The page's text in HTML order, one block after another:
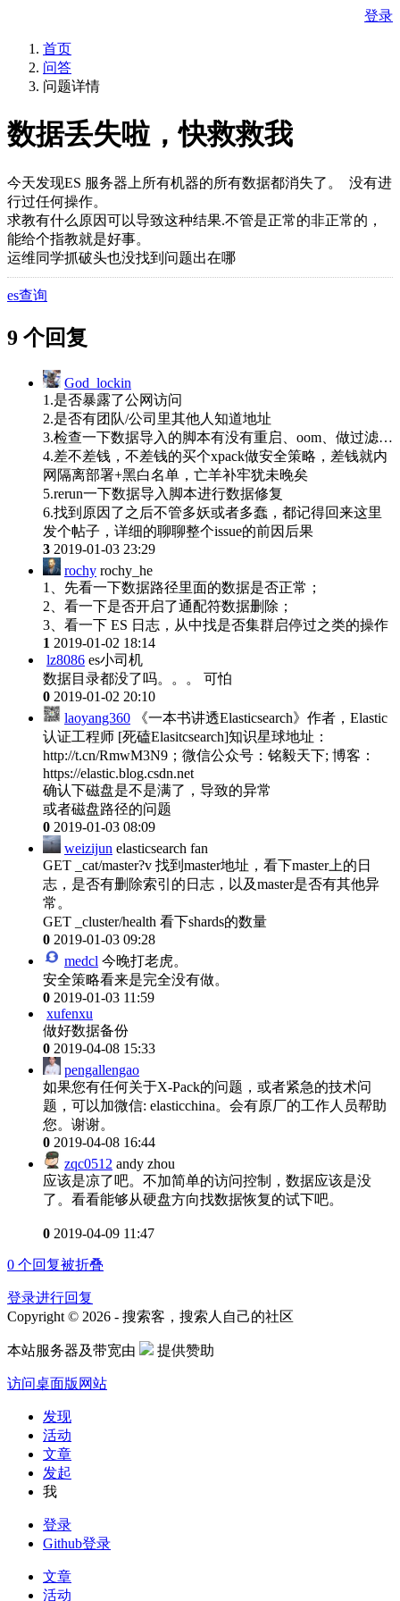
登录
首页
问答
问题详情
数据丢失啦，快救救我
今天发现ES 服务器上所有机器的所有数据都消失了。 没有进
行过任何操作。
求教有什么原因可以导致这种结果.不管是正常的非正常的，
能给个指教就是好事。
运维同学抓破头也没找到问题出在哪
es查询
9 个回复
God_lockin
1.是否暴露了公网访问
2.是否有团队/公司里其他人知道地址
3.检查一下数据导入的脚本有没有重启、oom、做过滤…
4.差不差钱，不差钱的买个xpack做安全策略，差钱就内
网隔离部署+黑白名单，亡羊补牢犹未晚矣
5.rerun一下数据导入脚本进行数据修复
6.找到原因了之后不管多妖或者多蠢，都记得回来这里
发个帖子，详细的聊聊整个issue的前因后果
3 2019-01-03 23:29
rochy rochy_he
1、先看一下数据路径里面的数据是否正常；
2、看一下是否开启了通配符数据删除；
3、看一下 ES 日志，从中找是否集群启停过之类的操作
1 2019-01-02 18:14
lz8086 es小司机
数据目录都没了吗。。。 可怕
0 2019-01-02 20:10
laoyang360
《一本书讲透Elasticsearch》作者，Elastic
认证工程师 [死磕Elasitcsearch]知识星球地址：
http://t.cn/RmwM3N9；微信公众号：铭毅天下; 博客：
https://elastic.blog.csdn.net
确认下磁盘是不是满了，导致的异常
或者磁盘路径的问题
0 2019-01-03 08:09
weizijun elasticsearch fan
GET _cat/master?v 找到master地址，看下master上的日
志，是否有删除索引的日志，以及master是否有其他异
常。
GET _cluster/health 看下shards的数量
0 2019-01-03 09:28
medcl 今晚打老虎。
安全策略看来是完全没有做。
0 2019-01-03 11:59
xufenxu
做好数据备份
0 2019-04-08 15:33
pengallengao
如果您有任何关于X-Pack的问题，或者紧急的技术问
题，可以加微信: elasticchina。会有原厂的工作人员帮助
您。谢谢。
0 2019-04-08 16:44
zqc0512 andy zhou
应该是凉了吧。不加简单的访问控制，数据应该是没
了。看看能够从硬盘方向找数据恢复的试下吧。
0 2019-04-09 11:47
0 个回复被折叠
登录进行回复
Copyright © 2026 - 搜索客，搜索人自己的社区
本站服务器及带宽由 提供赞助
访问桌面版网站
发现
活动
文章
发起
我
登录
Github登录
文章
活动